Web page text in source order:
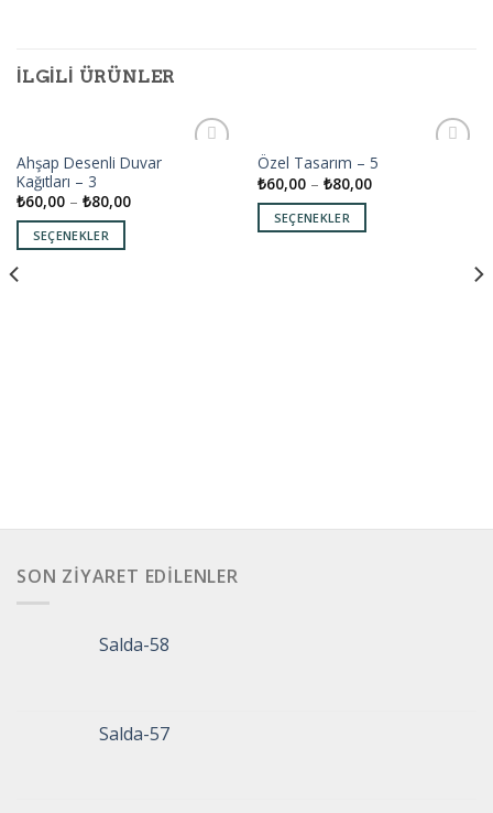
İLGILI ÜRÜNLER
Ahşap Desenli Duvar
Kağıtları – 3
₺60,00– ₺80,00
SEÇENEKLER
Özel Tasarım – 5
₺60,00– ₺80,00
SEÇENEKLER
SON ZIYARET EDILENLER
Salda-58
Salda-57